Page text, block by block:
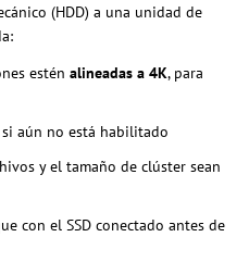
(HDD) a una unidad de
estén alineadas a 4K, para
si aún no está habilitado
y el tamaño de clúster sean
con el SSD conectado antes de